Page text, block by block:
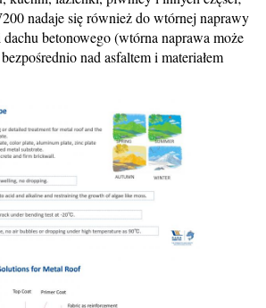
nadaje się również do wtórnej naprawy
betonowego (wtórna naprawa może
nad asfaltem i materiałem